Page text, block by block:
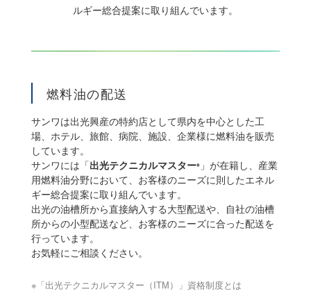
ルギー総合提案に取り組んでいます。
燃料油の配送
サンワは出光興産の特約店として県内を中心とした工
場、ホテル、旅館、病院、施設、企業様に燃料油を販売
しています。
サンワには「出光テクニカルマスター※」が在籍し、産業
用燃料油分野において、お客様のニーズに則したエネル
ギー総合提案に取り組んでいます。
出光の油槽所から直接納入する大型配送や、自社の油槽
所からの小型配送など、お客様のニーズに合った配送を
行っています。
お気軽にご相談ください。
※「出光テクニカルマスター（ITM）」資格制度とは